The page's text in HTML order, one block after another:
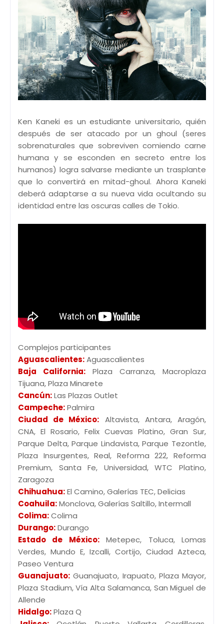
Ken Kaneki es un estudiante universitario, quién
después de ser atacado por un ghoul (seres
sobrenaturales que sobreviven comiendo carne
humana y se esconden en secreto entre los
humanos) logra salvarse mediante un trasplante
que lo convertirá en mitad-ghoul. Ahora Kaneki
deberá adaptarse a su nueva vida ocultando su
identidad entre las oscuras calles de Tokio.
Complejos participantes
Aguascalientes:Aguascalientes
Baja California: Plaza Carranza, Macroplaza
Tijuana, Plaza Minarete
Cancún:Las Plazas Outlet
Campeche:Palmira
Ciudad de México: Altavista, Antara, Aragón,
CNA, El Rosario, Felix Cuevas Platino, Gran Sur,
Parque Delta, Parque Lindavista, Parque Tezontle,
Plaza Insurgentes, Real, Reforma 222, Reforma
Premium, Santa Fe, Universidad, WTC Platino,
Zaragoza
Chihuahua:El Camino, Galerías TEC, Delicias
Coahuila:Monclova, Galerías Saltillo, Intermall
Colima:Colima
Durango:Durango
Estado de México:Metepec, Toluca, Lomas
Verdes, Mundo E, Izcalli, Cortijo, Ciudad Azteca,
Paseo Ventura
Guanajuato: Guanajuato, Irapuato, Plaza Mayor,
Plaza Stadium, Vía Alta Salamanca, San Miguel de
Allende
Hidalgo:Plaza Q